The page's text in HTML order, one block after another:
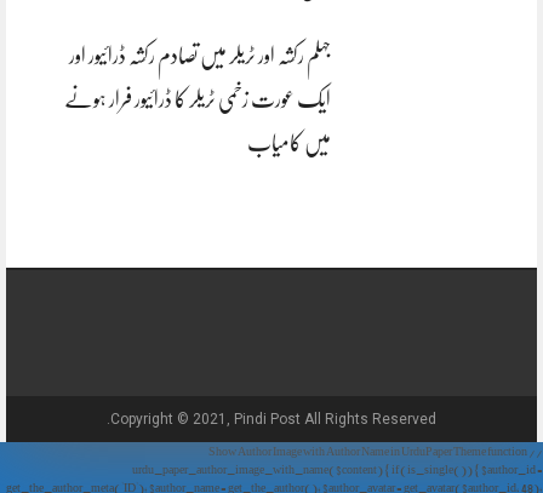
جہلم رکشہ اور ٹریلر میں تصادم رکشہ ڈرائیور اور
ایک عورت زخمی ٹریلر کا ڈرائیور فرار ہونے
میں کامیاب
Copyright © 2021, Pindi Post All Rights Reserved.
// Show Author Image with Author Name in UrduPaper Theme function
urdu_paper_author_image_with_name($content) { if (is_single()) { $author_id =
get_the_author_meta('ID'); $author_name = get_the_author(); $author_avatar = get_avatar($author_id, 48);